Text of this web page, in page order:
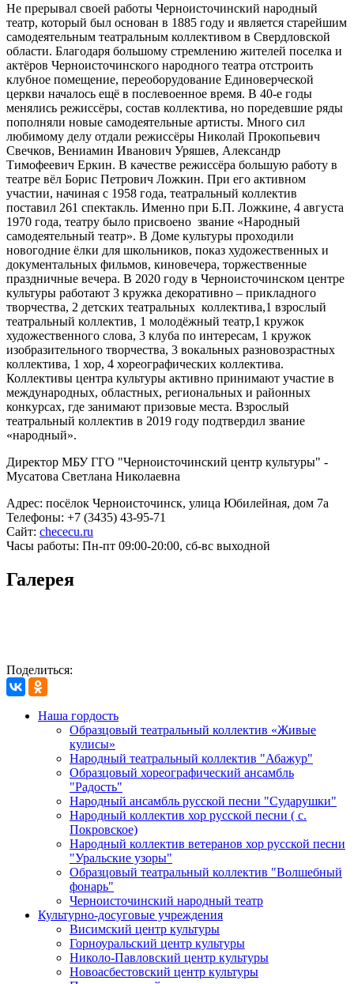
Не прерывал своей работы Черноисточинский народный
театр, который был основан в 1885 году и является старейшим
самодеятельным театральным коллективом в Свердловской
области. Благодаря большому стремлению жителей поселка и
актёров Черноисточинского народного театра отстроить
клубное помещение, переоборудование Единоверческой
церкви началось ещё в послевоенное время. В 40-е годы
менялись режиссёры, состав коллектива, но поредевшие ряды
пополняли новые самодеятельные артисты. Много сил
любимому делу отдали режиссёры Николай Прокопьевич
Свечков, Вениамин Иванович Уряшев, Александр
Тимофеевич Еркин. В качестве режиссёра большую работу в
театре вёл Борис Петрович Ложкин. При его активном
участии, начиная с 1958 года, театральный коллектив
поставил 261 спектакль. Именно при Б.П. Ложкине, 4 августа
1970 года, театру было присвоено звание «Народный
самодеятельный театр». В Доме культуры проходили
новогодние ёлки для школьников, показ художественных и
документальных фильмов, киновечера, торжественные
праздничные вечера. В 2020 году в Черноисточинском центре
культуры работают 3 кружка декоративно – прикладного
творчества, 2 детских театральных коллектива,1 взрослый
театральный коллектив, 1 молодёжный театр,1 кружок
художественного слова, 3 клуба по интересам, 1 кружок
изобразительного творчества, 3 вокальных разновозрастных
коллектива, 1 хор, 4 хореографических коллектива.
Коллективы центра культуры активно принимают участие в
международных, областных, региональных и районных
конкурсах, где занимают призовые места. Взрослый
театральный коллектив в 2019 году подтвердил звание
«народный».
Директор МБУ ГГО "Черноисточинский центр культуры" -
Мусатова Светлана Николаевна
Адрес: посёлок Черноисточинск, улица Юбилейная, дом 7а
Телефоны: +7 (3435) 43-95-71
Сайт: chececu.ru
Часы работы: Пн-пт 09:00-20:00, сб-вс выходной
Галерея
Поделиться:
Наша гордость
Образцовый театральный коллектив «Живые
кулисы»
Народный театральный коллектив "Абажур"
Образцовый хореографический ансамбль
"Радость"
Народный ансамбль русской песни "Сударушки"
Народный коллектив хор русской песни ( с.
Покровское)
Народный коллектив ветеранов хор русской песни
"Уральские узоры"
Образцовый театральный коллектив "Волшебный
фонарь"
Черноисточинский народный театр
Культурно-досуговые учреждения
Висимский центр культуры
Горноуральский центр культуры
Николо-Павловский центр культуры
Новоасбестовский центр культуры